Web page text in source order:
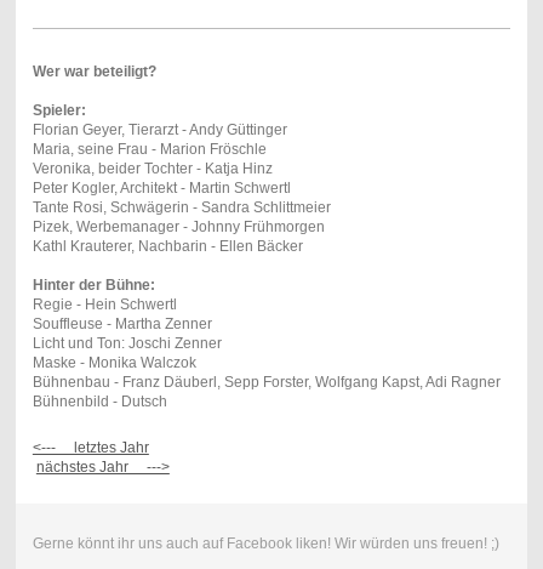
Wer war beteiligt?
Spieler:
Florian Geyer, Tierarzt - Andy Güttinger
Maria, seine Frau - Marion Fröschle
Veronika, beider Tochter - Katja Hinz
Peter Kogler, Architekt - Martin Schwertl
Tante Rosi, Schwägerin - Sandra Schlittmeier
Pizek, Werbemanager - Johnny Frühmorgen
Kathl Krauterer, Nachbarin - Ellen Bäcker
Hinter der Bühne:
Regie - Hein Schwertl
Souffleuse - Martha Zenner
Licht und Ton: Joschi Zenner
Maske - Monika Walczok
Bühnenbau - Franz Däuberl, Sepp Forster, Wolfgang Kapst, Adi Ragner
Bühnenbild - Dutsch
<--- letztes Jahr
nächstes Jahr --->
Gerne könnt ihr uns auch auf Facebook liken! Wir würden uns freuen! ;)